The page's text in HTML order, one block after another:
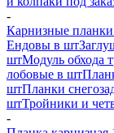
-
Карнизные
Ендовы в шт
штМодуль обхода
лобовые в шт
штПланки
штТройники и
-